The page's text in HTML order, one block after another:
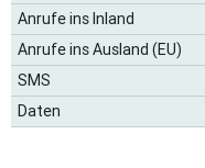
Anrufe ins Inland
Anrufe ins Ausland (EU)
SMS
Daten